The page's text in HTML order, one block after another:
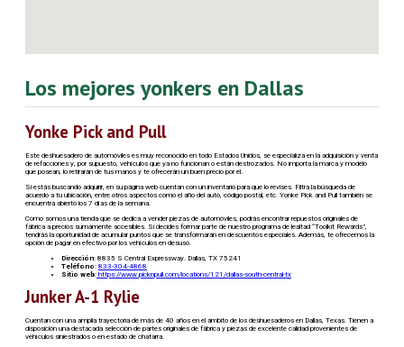
Los mejores yonkers en Dallas
Yonke Pick and Pull
Este deshuesadero de automóviles es muy reconocido en todo Estados Unidos, se especializa en la adquisición y venta
de refacciones y, por supuesto, vehículos que ya no funcionan o están destrozados. No importa la marca y modelo
que posean, lo retirarán de tus manos y te ofrecerán un buen precio por él.
Si estás buscando adquirir, en su página web cuentan con un inventario para que lo revises. Filtra la búsqueda de
acuerdo a tu ubicación, entre otros aspectos como el año del auto, código postal, etc. Yonke Pick and Pull también se
encuentra abierto los 7 días de la semana.
Como somos una tienda que se dedica a vender piezas de automóviles, podrás encontrar repuestos originales de
fábrica a precios sumamente accesibles. Si decides formar parte de nuestro programa de lealtad “Toolkit Rewards”,
tendrás la oportunidad de acumular puntos que se transformarán en descuentos especiales. Además, te ofrecemos la
opción de pagar en efectivo por los vehículos en desuso.
Dirección: 8835 S Central Expressway. Dallas, TX 75241
Teléfono: 833-304-4868
Sitio web: https://www.picknpull.com/locations/121/dallas-south-central-tx
Junker A-1 Rylie
Cuentan con una amplia trayectoria de más de 40 años en el ámbito de los deshuesaderos en Dallas, Texas. Tienen a
disposición una destacada selección de partes originales de fábrica y piezas de excelente calidad provenientes de
vehículos siniestrados o en estado de chatarra.